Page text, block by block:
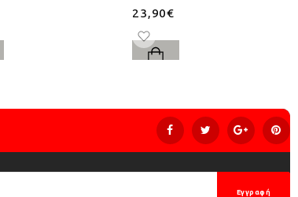
23,90€
Εγγραφή